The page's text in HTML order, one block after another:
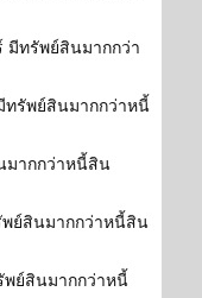
มีทรัพย์สินมากกว่า
รัพย์สินมากกว่าหนี้
มากกว่าหนี้สิน
ย์สินมากกว่าหนี้สิน
ย์สินมากกว่าหนี้